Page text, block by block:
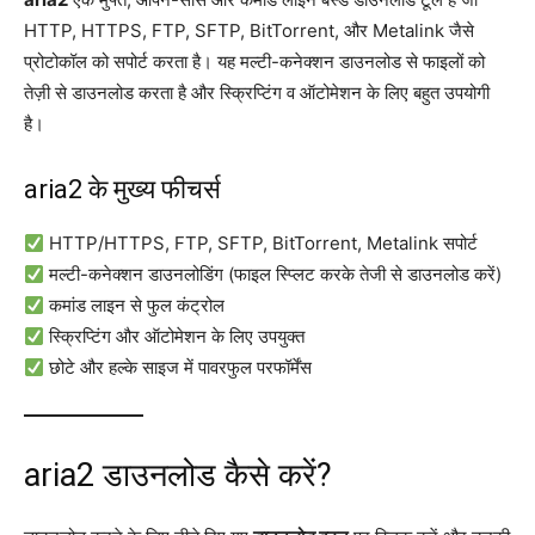
HTTP, HTTPS, FTP, SFTP, BitTorrent, और Metalink जैसे
प्रोटोकॉल को सपोर्ट करता है। यह मल्टी-कनेक्शन डाउनलोड से फाइलों को
तेज़ी से डाउनलोड करता है और स्क्रिप्टिंग व ऑटोमेशन के लिए बहुत उपयोगी
है।
aria2 के मुख्य फीचर्स
HTTP/HTTPS, FTP, SFTP, BitTorrent, Metalink सपोर्ट
मल्टी-कनेक्शन डाउनलोडिंग (फाइल स्प्लिट करके तेजी से डाउनलोड करें)
कमांड लाइन से फुल कंट्रोल
स्क्रिप्टिंग और ऑटोमेशन के लिए उपयुक्त
छोटे और हल्के साइज में पावरफुल परफॉर्मेंस
aria2 डाउनलोड कैसे करें?